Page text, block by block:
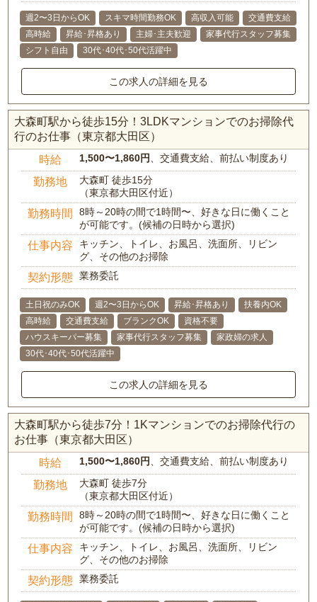
週2〜3日からOK スキマ時間勤務OK 高収入可能
交通費支給
高時給
昇給･昇格あり 主婦･主夫歓迎
家事代行スタッフ募集
シフト自由
30代･40代･50代活躍中
この求人の詳細を見る
大森町駅から徒歩15分！3LDKマンションでのお掃除代
行のお仕事（東京都大田区）
時給 1,500〜1,860円、交通費支給、前払い制度あり
勤務地
大森町 徒歩15分
（東京都大田区付近）
勤務時間
8時～20時の間で1時間〜、好きな日に働くこと
が可能です。(候補の日時から選択)
仕事内容
キッチン、トイレ、お風呂、洗面所、リビン
グ、その他のお掃除
契約形態 業務委託
土日祝のみOK 週2〜3日からOK 昇給･昇格あり
扶養内OK
高時給
交通費支給 ブランクOK
資格不要
ハウスキーパー募集
家事代行スタッフ募集
家政婦の求人
30代･40代･50代活躍中
この求人の詳細を見る
大森町駅から徒歩7分！1Kマンションでのお掃除代行の
お仕事（東京都大田区）
時給 1,500〜1,860円、交通費支給、前払い制度あり
勤務地
大森町 徒歩7分
（東京都大田区付近）
勤務時間
8時～20時の間で1時間〜、好きな日に働くこと
が可能です。(候補の日時から選択)
仕事内容
キッチン、トイレ、お風呂、洗面所、リビン
グ、その他のお掃除
契約形態 業務委託